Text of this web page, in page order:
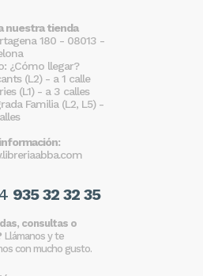
nuestra tienda
180 - 08013 -
¿Cómo llegar?
(L2) - a 1 calle
(L1) - a 3 calles
Familia (L2, L5) -
935 32 32 35
consultas o
Llámanos y te
con mucho gusto.